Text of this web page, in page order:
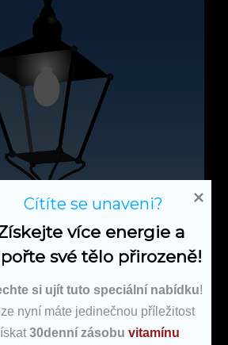
více energie a
své tělo přirozeně!
si ujít tuto speciální nabídku!
nyní máte jedinečnou příležitost
30denní zásobu vitamínu
Cítíte se unaveni?